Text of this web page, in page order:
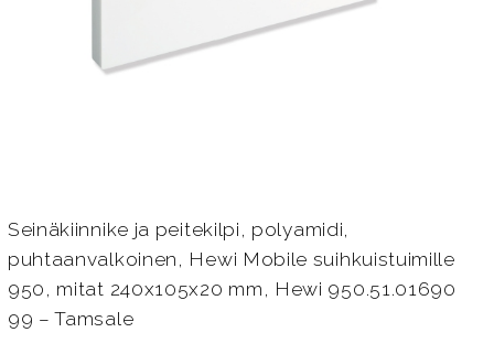
Seinäkiinnike ja peitekilpi, polyamidi,
puhtaanvalkoinen, Hewi Mobile suihkuistuimille
950, mitat 240x105x20 mm, Hewi 950.51.01690
99 – Tamsale